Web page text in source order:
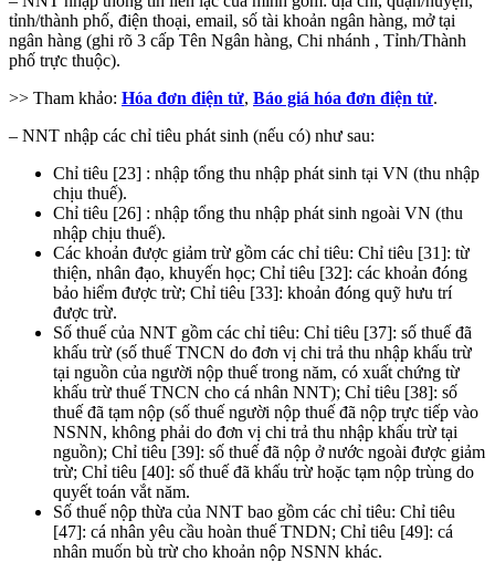
tỉnh/thành phố, điện thoại, email, số tài khoản ngân hàng, mở tại
ngân hàng (ghi rõ 3 cấp Tên Ngân hàng, Chi nhánh , Tỉnh/Thành
phố trực thuộc).
>> Tham khảo: Hóa đơn điện tử, Báo giá hóa đơn điện tử.
– NNT nhập các chỉ tiêu phát sinh (nếu có) như sau:
Chỉ tiêu [23] : nhập tổng thu nhập phát sinh tại VN (thu nhập
chịu thuế).
Chỉ tiêu [26] : nhập tổng thu nhập phát sinh ngoài VN (thu
nhập chịu thuế).
Các khoản được giảm trừ gồm các chỉ tiêu: Chỉ tiêu [31]: từ
thiện, nhân đạo, khuyến học; Chỉ tiêu [32]: các khoản đóng
bảo hiểm được trừ; Chỉ tiêu [33]: khoản đóng quỹ hưu trí
được trừ.
Số thuế của NNT gồm các chỉ tiêu: Chỉ tiêu [37]: số thuế đã
khấu trừ (số thuế TNCN do đơn vị chi trả thu nhập khấu trừ
tại nguồn của người nộp thuế trong năm, có xuất chứng từ
khấu trừ thuế TNCN cho cá nhân NNT); Chỉ tiêu [38]: số
thuế đã tạm nộp (số thuế người nộp thuế đã nộp trực tiếp vào
NSNN, không phải do đơn vị chi trả thu nhập khấu trừ tại
nguồn); Chỉ tiêu [39]: số thuế đã nộp ở nước ngoài được giảm
trừ; Chỉ tiêu [40]: số thuế đã khấu trừ hoặc tạm nộp trùng do
quyết toán vắt năm.
Số thuế nộp thừa của NNT bao gồm các chỉ tiêu: Chỉ tiêu
[47]: cá nhân yêu cầu hoàn thuế TNDN; Chỉ tiêu [49]: cá
nhân muốn bù trừ cho khoản nộp NSNN khác.